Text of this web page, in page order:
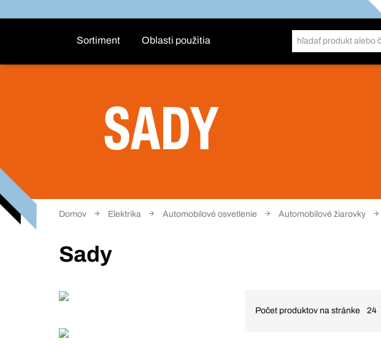
Sortiment Oblasti použitia
SADY
Domov Elektrika Automobilové osvetlenie Automobilové žiarovky
Sady
Počet produktov na stránke 24